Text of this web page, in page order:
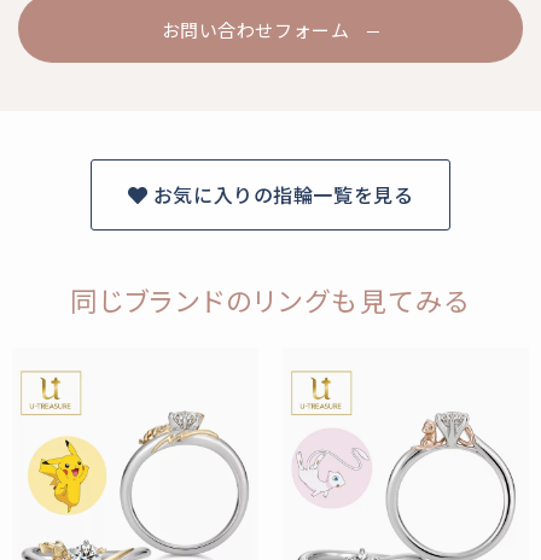
お問い合わせフォーム
お気に入りの指輪一覧を見る
同じブランドのリングも見てみる